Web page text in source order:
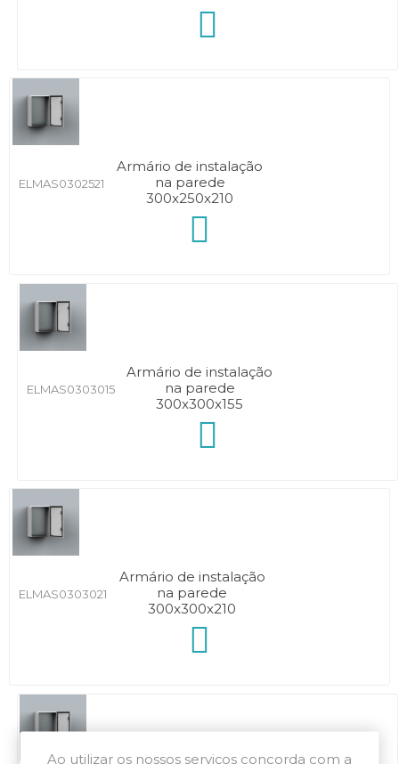
ELMAS0302521
Armário de instalação
na parede
300x250x210
ELMAS0303015
Armário de instalação
na parede
300x300x155
ELMAS0303021
Armário de instalação
na parede
300x300x210
Ao utilizar os nossos serviços concorda com a